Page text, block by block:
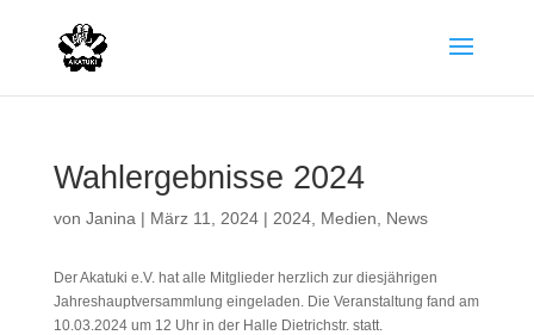
Wahlergebnisse 2024
von Janina | März 11, 2024| 2024, Medien News
Der Akatuki e.V. hat alle Mitglieder herzlich zur diesjährigen
Jahreshauptversammlung eingeladen. Die Veranstaltung fand am
10.03.2024 um 12 Uhr in der Halle Dietrichstr. statt.